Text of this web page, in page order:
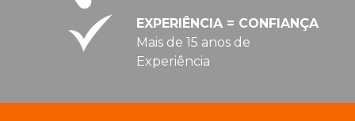
EXPERIÊNCIA = CONFIANÇA
Mais de 15 anos de
Experiência